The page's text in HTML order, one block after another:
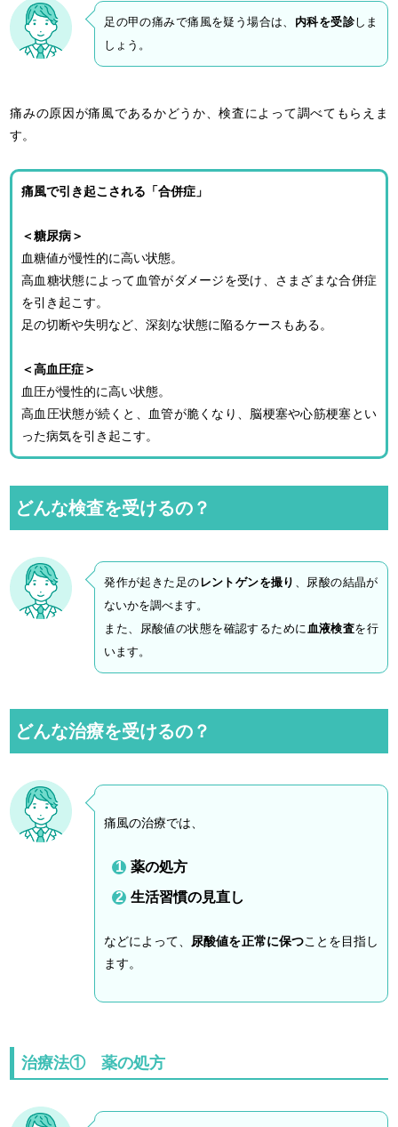
足の甲の痛みで痛風を疑う場合は、 内科を受診しま
しょう。
痛みの原因が痛風であるかどうか、検査によって調べてもらえま
す。
痛風で引き起こされる「合併症」
＜糖尿病＞
血糖値が慢性的に高い状態。
高血糖状態によって血管がダメージを受け、さまざまな合併症
を引き起こす。
足の切断や失明など、深刻な状態に陥るケースもある。
＜高血圧症＞
血圧が慢性的に高い状態。
高血圧状態が続くと、血管が脆くなり、脳梗塞や心筋梗塞とい
った病気を引き起こす。
どんな検査を受けるの？
発作が起きた足の レントゲンを撮り 、尿酸の結晶が
ないかを調べます。
また、尿酸値の状態を確認するために血液検査を行
います。
どんな治療を受けるの？
痛風の治療では、
薬の処方
生活習慣の見直し
などによって、 尿酸値を正常に保つことを目指し
ます。
治療法① 薬の処方